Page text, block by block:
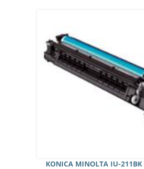
KONICA MINOLTA IU-211BK